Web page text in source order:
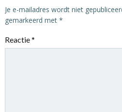
Je e-mailadres wordt niet
gemarkeerd met *
Reactie*